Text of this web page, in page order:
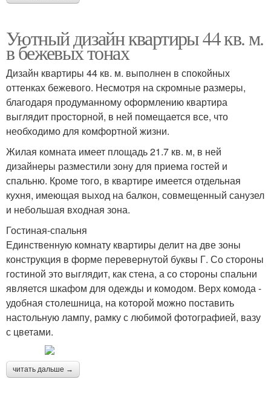
Уютный дизайн квартиры 44 кв. м.
в бежевых тонах
Дизайн квартиры 44 кв. м. выполнен в спокойных
оттенках бежевого. Несмотря на скромные размеры,
благодаря продуманному оформлению квартира
выглядит просторной, в ней помещается все, что
необходимо для комфортной жизни.
Жилая комната имеет площадь 21.7 кв. м, в ней
дизайнеры разместили зону для приема гостей и
спальню. Кроме того, в квартире имеется отдельная
кухня, имеющая выход на балкон, совмещенный санузел
и небольшая входная зона.
Гостиная-спальня
Единственную комнату квартиры делит на две зоны
конструкция в форме перевернутой буквы Г. Со стороны
гостиной это выглядит, как стена, а со стороны спальни
является шкафом для одежды и комодом. Верх комода -
удобная столешница, на которой можно поставить
настольную лампу, рамку с любимой фотографией, вазу
с цветами.
читать дальше →